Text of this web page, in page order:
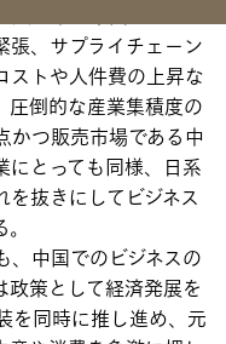
大企業は中国ビジネス
張、サプライチェーン
ストや人件費の上昇な
圧倒的な産業集積度の
かつ販売市場である中
にとっても同様、日系
抜きにしてビジネス
、中国でのビジネスの
策として経済発展を
を同時に推し進め、元